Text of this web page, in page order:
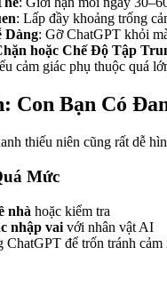
: Lấp đầy khoảng trống
Dàng: Gỡ ChatGPT khỏi
hoặc Chế Độ Tập
cảm giác phụ thuộc quá
Con Bạn Có
thiếu niên cũng rất dễ
Mức
nhà hoặc kiểm tra
nhập vai với nhân vật AI
ChatGPT để trốn tránh cảm